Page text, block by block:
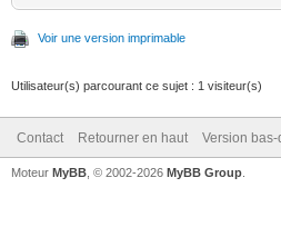
Voir une version imprimable
Utilisateur(s) parcourant ce sujet : 1 visiteur(s)
Contact Retourner en haut Version
Moteur MyBB , © 2002-2026 MyBB Group